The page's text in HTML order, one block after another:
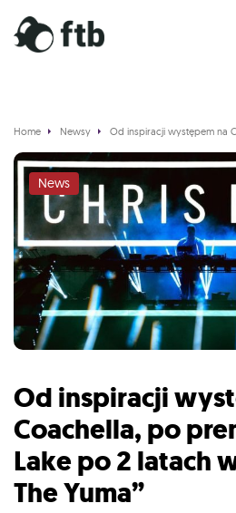
Home Newsy Od inspiracji występem na
News
Od inspiracji
Coachella, po
Lake po 2 latach
The Yuma”